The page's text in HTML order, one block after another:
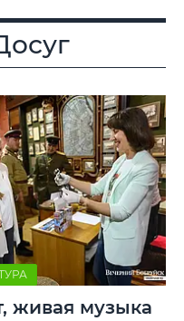
Публикация от Сергей Давыдов (@ser.dave)
живая музыка